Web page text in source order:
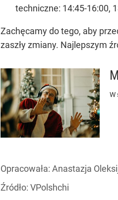
techniczne: 14:45-16:00,
Zachęcamy do tego, aby
zaszły zmiany. Najlepszym
W
Opracowała: Anastazja
Źródło: VPolshchi